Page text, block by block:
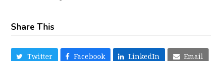
Share This
Twitter Facebook LinkedIn Email